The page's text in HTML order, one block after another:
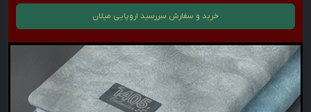
خرید و سفارش سررسید اروپایی میلان